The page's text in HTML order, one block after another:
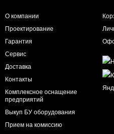
О компании
Проектирование
Гарантия
Сервис
Доставка
Контакты
Комплексное оснащение
предприятий
Выкуп БУ оборудования
Прием на комиссию